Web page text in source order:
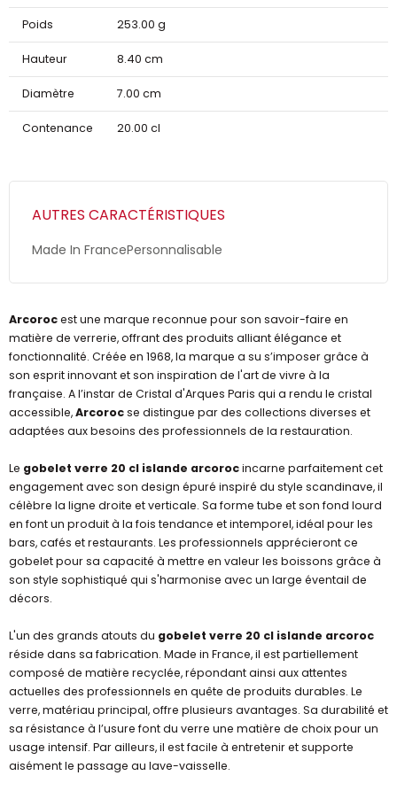
Poids 253.00 g
Hauteur 8.40 cm
Diamètre 7.00 cm
Contenance 20.00 cl
AUTRES CARACTÉRISTIQUES
Made In FrancePersonnalisable
Arcorocest une marque reconnue pour son savoir-faire en
matière de verrerie, offrant des produits alliant élégance et
fonctionnalité. Créée en 1968, la marque a su s’imposer grâce à
son esprit innovant et son inspiration de l'art de vivre à la
française. A l’instar de Cristal d'Arques Paris qui a rendu le cristal
accessible,Arcorocse distingue par des collections diverses et
adaptées aux besoins des professionnels de la restauration.
Le gobelet verre 20 cl islande arcorocincarne parfaitement cet
engagement avec son design épuré inspiré du style scandinave, il
célèbre la ligne droite et verticale. Sa forme tube et son fond lourd
en font un produit à la fois tendance et intemporel, idéal pour les
bars, cafés et restaurants. Les professionnels apprécieront ce
gobelet pour sa capacité à mettre en valeur les boissons grâce à
son style sophistiqué qui s'harmonise avec un large éventail de
décors.
L'un des grands atouts du gobelet verre 20 cl islande arcoroc
réside dans sa fabrication. Made in France, il est partiellement
composé de matière recyclée, répondant ainsi aux attentes
actuelles des professionnels en quête de produits durables. Le
verre, matériau principal, offre plusieurs avantages. Sa durabilité et
sa résistance à l’usure font du verre une matière de choix pour un
usage intensif. Par ailleurs, il est facile à entretenir et supporte
aisément le passage au lave-vaisselle.